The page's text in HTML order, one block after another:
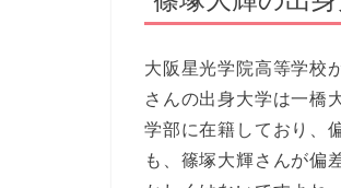
大阪星光学院高等学校
さんの出身大学は一橋
学部に在籍しており、
も、篠塚大輝さんが偏